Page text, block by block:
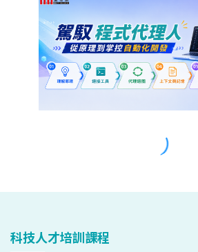
科技人才培訓課程